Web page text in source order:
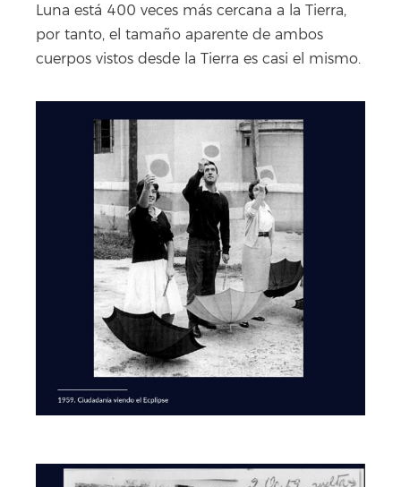
Luna está 400 veces más cercana a la Tierra,
por tanto, el tamaño aparente de ambos
cuerpos vistos desde la Tierra es casi el mismo.